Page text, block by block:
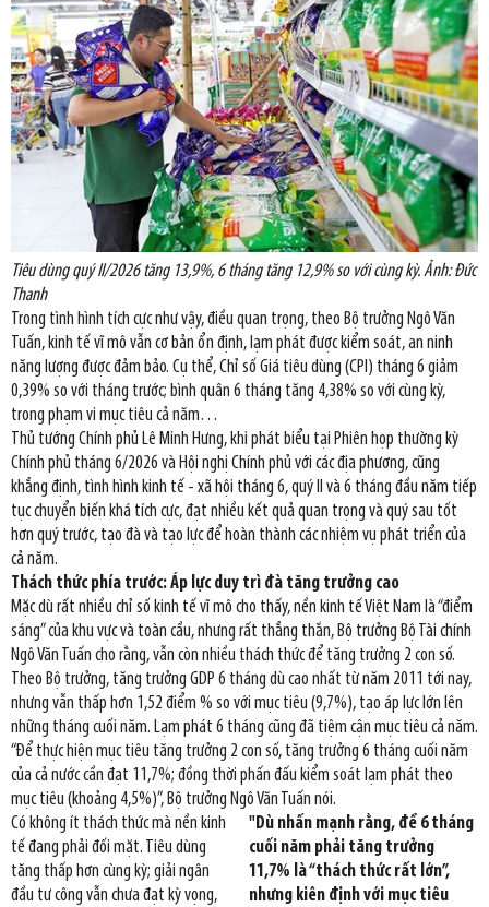
Tiêu dùng quý II/2026 tăng 13,9%, 6 tháng tăng 12,9% so với cùng kỳ. Ảnh: Đức
Thanh
Trong tình hình tích cực như vậy, điều quan trọng, theo Bộ trưởng Ngô Văn
Tuấn, kinh tế vĩ mô vẫn cơ bản ổn định, lạm phát được kiểm soát, an ninh
năng lượng được đảm bảo. Cụ thể, Chỉ số Giá tiêu dùng (CPI) tháng 6 giảm
0,39% so với tháng trước; bình quân 6 tháng tăng 4,38% so với cùng kỳ,
trong phạm vi mục tiêu cả năm…
Thủ tướng Chính phủ Lê Minh Hưng, khi phát biểu tại Phiên họp thường kỳ
Chính phủ tháng 6/2026 và Hội nghị Chính phủ với các địa phương, cũng
khẳng định, tình hình kinh tế - xã hội tháng 6, quý II và 6 tháng đầu năm tiếp
tục chuyển biến khá tích cực, đạt nhiều kết quả quan trọng và quý sau tốt
hơn quý trước, tạo đà và tạo lực để hoàn thành các nhiệm vụ phát triển của
cả năm.
Thách thức phía trước: Áp lực duy trì đà tăng trưởng cao
Mặc dù rất nhiều chỉ số kinh tế vĩ mô cho thấy, nền kinh tế Việt Nam là “điểm
sáng” của khu vực và toàn cầu, nhưng rất thẳng thắn, Bộ trưởng Bộ Tài chính
Ngô Văn Tuấn cho rằng, vẫn còn nhiều thách thức để tăng trưởng 2 con số.
Theo Bộ trưởng, tăng trưởng GDP 6 tháng dù cao nhất từ năm 2011 tới nay,
nhưng vẫn thấp hơn 1,52 điểm % so với mục tiêu (9,7%), tạo áp lực lớn lên
những tháng cuối năm. Lạm phát 6 tháng cũng đã tiệm cận mục tiêu cả năm.
“Để thực hiện mục tiêu tăng trưởng 2 con số, tăng trưởng 6 tháng cuối năm
của cả nước cần đạt 11,7%; đồng thời phấn đấu kiểm soát lạm phát theo
mục tiêu (khoảng 4,5%)”, Bộ trưởng Ngô Văn Tuấn nói.
"Dù nhấn mạnh rằng, để 6 tháng
cuối năm phải tăng trưởng
11,7% là “thách thức rất lớn”,
nhưng kiên định với mục tiêu
Có không ít thách thức mà nền kinh
tế đang phải đối mặt. Tiêu dùng
tăng thấp hơn cùng kỳ; giải ngân
đầu tư công vẫn chưa đạt kỳ vọng,